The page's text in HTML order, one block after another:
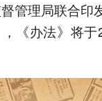
管理局联合印
《办法》将